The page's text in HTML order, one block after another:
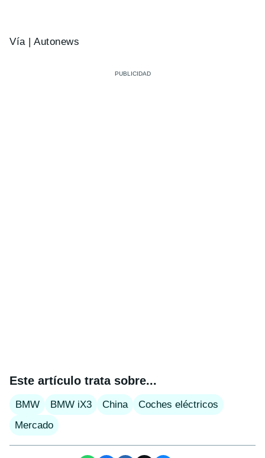
Vía | Autonews
Este artículo trata sobre...
BMW BMW iX3 China
Coches eléctricos
Mercado